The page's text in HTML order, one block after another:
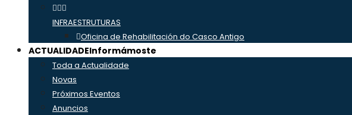
INFRAESTRUTURAS
Oficina de Rehabilitación do Casco Antigo
ACTUALIDADEInformámoste
Toda a Actualidade
Novas
Próximos Eventos
Anuncios